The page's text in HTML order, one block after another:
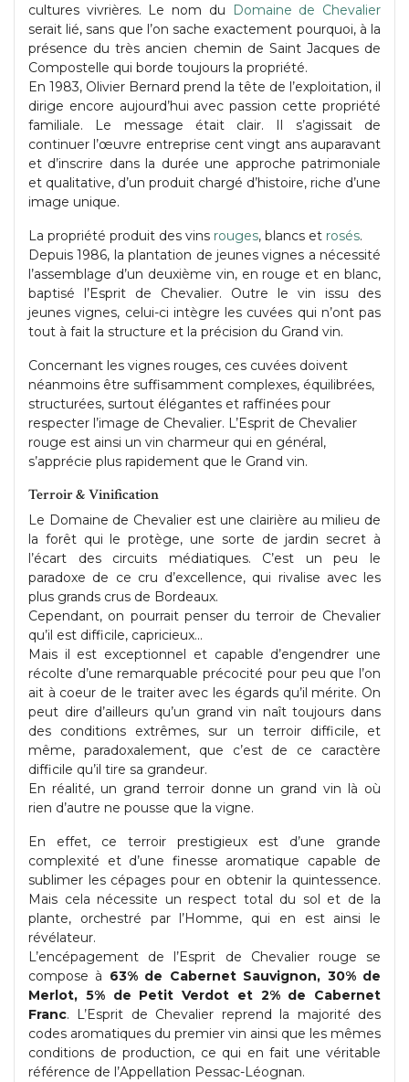
cultures vivrières. Le nom du
Domaine de Chevalier
serait lié, sans que l’on sache exactement pourquoi, à la
présence du très ancien chemin de Saint Jacques de
Compostelle qui borde toujours la propriété.
En 1983, Olivier Bernard prend la tête de l’exploitation, il
dirige encore aujourd’hui avec passion cette propriété
familiale. Le message était clair. Il s’agissait de
continuer l’œuvre entreprise cent vingt ans auparavant
et d’inscrire dans la durée une approche patrimoniale
et qualitative, d’un produit chargé d’histoire, riche d’une
image unique.
La propriété produit des vins rouges, blancs et rosés.
Depuis 1986, la plantation de jeunes vignes a nécessité
l’assemblage d’un deuxième vin, en rouge et en blanc,
baptisé l’Esprit de Chevalier. Outre le vin issu des
jeunes vignes, celui-ci intègre les cuvées qui n’ont pas
tout à fait la structure et la précision du Grand vin.
Concernant les vignes rouges, ces cuvées doivent
néanmoins être suffisamment complexes, équilibrées,
structurées, surtout élégantes et raffinées pour
respecter l’image de Chevalier. L’Esprit de Chevalier
rouge est ainsi un vin charmeur qui en général,
s’apprécie plus rapidement que le Grand vin.
Terroir & Vinification
Le Domaine de Chevalier est une clairière au milieu de
la forêt qui le protège, une sorte de jardin secret à
l’écart des circuits médiatiques. C’est un peu le
paradoxe de ce cru d’excellence, qui rivalise avec les
plus grands crus de Bordeaux.
Cependant, on pourrait penser du terroir de Chevalier
qu’il est difficile, capricieux…
Mais il est exceptionnel et capable d’engendrer une
récolte d’une remarquable précocité pour peu que l’on
ait à coeur de le traiter avec les égards qu’il mérite. On
peut dire d’ailleurs qu’un grand vin naît toujours dans
des conditions extrêmes, sur un terroir difficile, et
même, paradoxalement, que c’est de ce caractère
difficile qu’il tire sa grandeur.
En réalité, un grand terroir donne un grand vin là où
rien d’autre ne pousse que la vigne.
En effet, ce terroir prestigieux est d’une grande
complexité et d’une finesse aromatique capable de
sublimer les cépages pour en obtenir la quintessence.
Mais cela nécessite un respect total du sol et de la
plante, orchestré par l’Homme, qui en est ainsi le
révélateur.
L’encépagement de l’Esprit de Chevalier rouge se
compose à 63% de Cabernet Sauvignon, 30% de
Merlot, 5% de Petit Verdot et 2% de Cabernet
Franc. L’Esprit de Chevalier reprend la majorité des
codes aromatiques du premier vin ainsi que les mêmes
conditions de production, ce qui en fait une véritable
référence de l’Appellation Pessac-Léognan.